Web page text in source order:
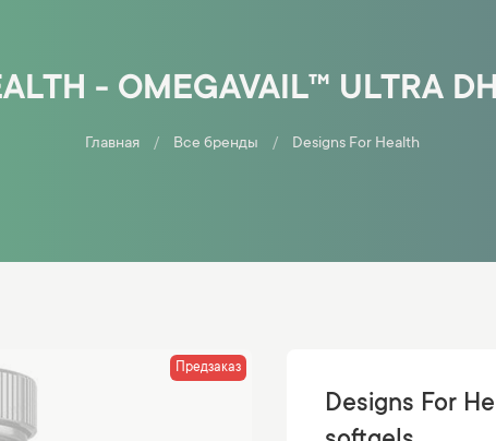
- OMEGAVAIL™ ULTRA
Главная Все бренды Designs For Health
Предзаказ
Designs For